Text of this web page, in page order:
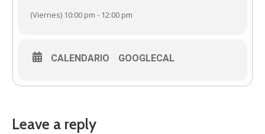
(Viernes) 10:00 pm - 12:00 pm
CALENDARIO GOOGLECAL
Leave a reply